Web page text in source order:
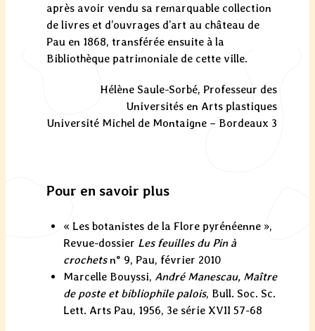
après avoir vendu sa remarquable collection
de livres et d’ouvrages d’art au château de
Pau en 1868, transférée ensuite à la
Bibliothèque patrimoniale de cette ville.
Hélène Saule-Sorbé, Professeur des
Universités en Arts plastiques
Université Michel de Montaigne – Bordeaux 3
Pour en savoir plus
« Les botanistes de la Flore pyrénéenne »,
Revue-dossier Les feuilles du Pin à
crochetsn° 9, Pau, février 2010
Marcelle Bouyssi, André Manescau, Maître
de poste et bibliophile palois, Bull. Soc. Sc.
Lett. Arts Pau, 1956, 3e série XVII 57-68